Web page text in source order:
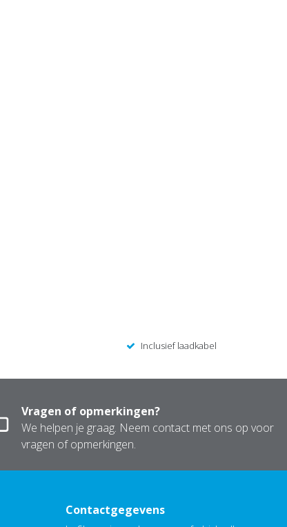
Inclusief laadkabel
Vragen of opmerkingen?
We helpen je graag. Neem contact met ons op voor
vragen of opmerkingen.
Contactgegevens